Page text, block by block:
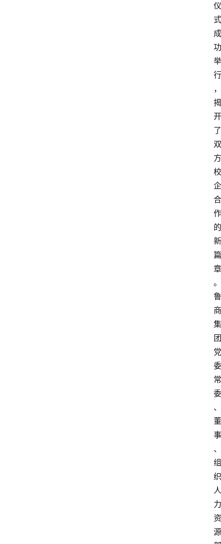
仪
式
成
功
举
行
，
揭
开
了
双
方
校
企
合
作
的
新
篇
章
。
鲁
商
集
团
党
委
常
委
、
董
事
、
组
织
人
力
资
源